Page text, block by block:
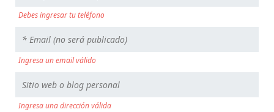
Debes ingresar tu teléfono
Ingresa un email válido
Ingresa una dirección válida